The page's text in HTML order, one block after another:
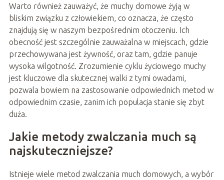
Warto również zauważyć, że muchy domowe żyją w
bliskim związku z człowiekiem, co oznacza, że często
znajdują się w naszym bezpośrednim otoczeniu. Ich
obecność jest szczególnie zauważalna w miejscach, gdzie
przechowywana jest żywność, oraz tam, gdzie panuje
wysoka wilgotność. Zrozumienie cyklu życiowego muchy
jest kluczowe dla skutecznej walki z tymi owadami,
pozwala bowiem na zastosowanie odpowiednich metod w
odpowiednim czasie, zanim ich populacja stanie się zbyt
duża.
Jakie metody zwalczania much są
najskuteczniejsze?
Istnieje wiele metod zwalczania much domowych, a wybór